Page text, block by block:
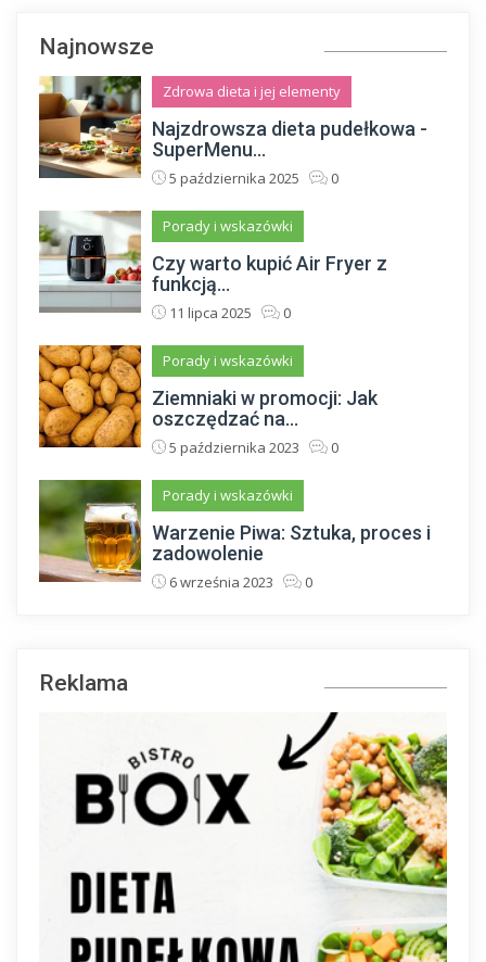
Najnowsze
Zdrowa dieta i jej elementy
Najzdrowsza dieta pudełkowa -
SuperMenu...
5 października 2025 0
Porady i wskazówki
Czy warto kupić Air Fryer z
funkcją...
11 lipca 2025 0
Porady i wskazówki
Ziemniaki w promocji: Jak
oszczędzać na...
5 października 2023 0
Porady i wskazówki
Warzenie Piwa: Sztuka, proces i
zadowolenie
6 września 2023 0
Reklama